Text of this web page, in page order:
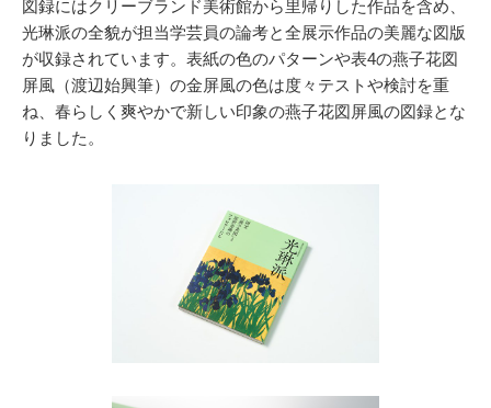
図録にはクリーブランド美術館から里帰りした作品を含め、
光琳派の全貌が担当学芸員の論考と全展示作品の美麗な図版
が収録されています。表紙の色のパターンや表4の燕子花図
屏風（渡辺始興筆）の金屏風の色は度々テストや検討を重
ね、春らしく爽やかで新しい印象の燕子花図屏風の図録とな
りました。